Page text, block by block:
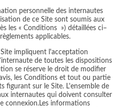
personnelle des internautes
de ce Site sont soumis aux
les « Conditions ») détaillées ci–
applicables.
impliquent l'acceptation
de toutes les dispositions
se réserve le droit de modifier
les Conditions et tout ou partie
figurant sur le Site. L'ensemble de
internautes qui doivent consulter
connexion.Les informations